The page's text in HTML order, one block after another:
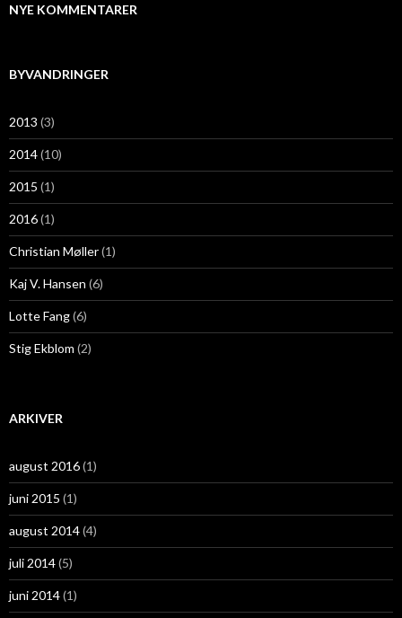
NYE KOMMENTARER
BYVANDRINGER
2013 (3)
2014(10)
2015 (1)
2016(1)
Christian Møller(1)
Kaj V. Hansen (6)
Lotte Fang(6)
Stig Ekblom (2)
ARKIVER
august 2016(1)
juni 2015 (1)
august 2014(4)
juli 2014(5)
juni 2014(1)